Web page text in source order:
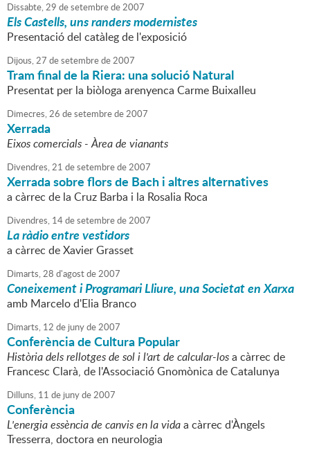
Dissabte,29 desetembrede2007
Els Castells, uns randers modernistes
Presentació del catàleg de l'exposició
Dijous,27 desetembrede2007
Tram final de la Riera: una solució Natural
Presentat per la biòloga arenyenca Carme Buixalleu
Dimecres,26 desetembrede2007
Xerrada
Eixos comercials - Àrea de vianants
Divendres,21 desetembrede2007
Xerrada sobre flors de Bach i altres alternatives
a càrrec de la Cruz Barba i la Rosalia Roca
Divendres, 14desetembrede2007
La ràdio entre vestidors
a càrrec de Xavier Grasset
Dimarts,28 d'agostde2007
Coneixement i Programari Lliure, una Societat en Xarxa
amb Marcelo d'Elia Branco
Dimarts, 12 de junyde2007
Conferència de Cultura Popular
Història dels rellotges de sol i l'art de calcular-losa càrrec de
Francesc Clarà, de l'Associació Gnomònica de Catalunya
Dilluns, 11 de junyde2007
Conferència
L'energia essència de canvis en la vidaa càrrec d'Àngels
Tresserra, doctora en neurologia